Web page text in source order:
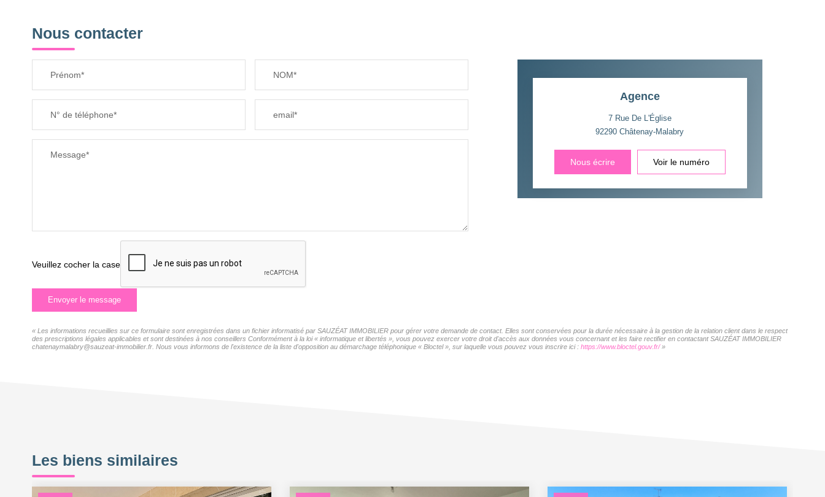
Nous contacter
Prénom* NOM*
N° de téléphone* email*
Message*
Veuillez cocher la case
Envoyer le message
Agence
7 Rue De L'Église
92290Châtenay-Malabry
Nous écrire Voir le numéro
« Les informations recueillies sur ce formulaire sont enregistrées dans un fichier informatisé par SAUZÉAT IMMOBILIER pour gérer votre demande de contact. Elles sont conservées pour la durée nécessaire à la gestion de la relation client dans le respect
des prescriptions légales applicables et sont destinées à nos conseillers Conformément à la loi « informatique et libertés », vous pouvez exercer votre droit d'accès aux données vous concernant et les faire rectifier en contactant SAUZÉAT IMMOBILIER
chatenaymalabry@sauzeat-immobilier.fr. Nous vous informons de l'existence de la liste d'opposition au démarchage téléphonique « Bloctel », sur laquelle vous pouvez vous inscrire ici : https://www.bloctel.gouv.fr/»
Les biens similaires